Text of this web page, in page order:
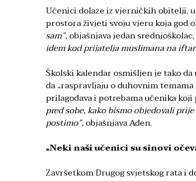
Učenici dolaze iz vjerničkih obitelji,
prostora živjeti svoju vjeru koja god
sam”,objašnjava jedan srednjoškolac,
idem kod prijatelja muslimana na
Školski kalendar osmišljen je tako
da „raspravljaju o duhovnim
prilagođava i potrebama učenika koji
pred sobe, kako bismo objedovali
postimo”,objašnjava Aden.
„Neki naši učenici su sinovi
Završetkom Drugog svjetskog rata i